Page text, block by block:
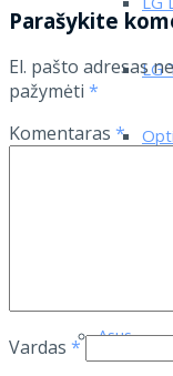
LG
Asus
Parašykite
El. pašto adresas
pažymėti *
Komentaras *
Vardas *